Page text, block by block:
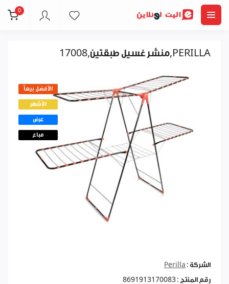
0
منشر غسيل طبقتين,17008,PERILLA
الأفضل بيعاً
الأشهر
عرض
مباع
الشركة : Perilla
رقم المنتج : 8691913170083